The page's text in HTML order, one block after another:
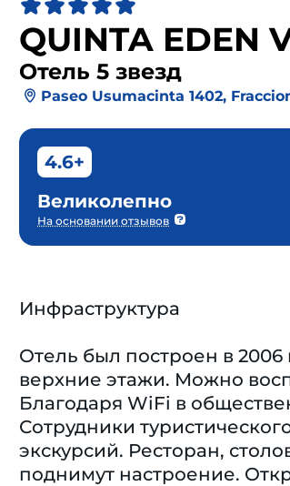
QUINTA EDEN
Отель 5 звезд
Paseo Usumacinta 1402,
4.6+
Великолепно
На основании отзывов
Инфраструктура
Отель был построен в 2006
верхние этажи. Можно
Благодаря WiFi в
Сотрудники
экскурсий. Ресторан,
поднимут настроение.